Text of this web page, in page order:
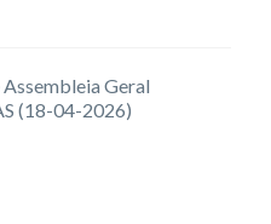
Geral
(18-04-2026)